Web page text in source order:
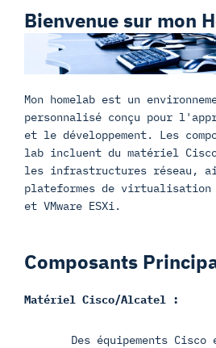
Bienvenue sur mon
Mon homelab est un
personnalisé conçu pour
et le développement. Les
lab incluent du matériel
les infrastructures réseau,
plateformes de virtualisation
et VMware ESXi.
Composants
Matériel Cisco/Alcatel :
Des équipements